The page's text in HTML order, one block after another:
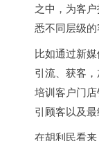
之中，为客
悉不同层级的
比如通过新
引流、获客
培训客户门
引顾客以及最
在胡利民看